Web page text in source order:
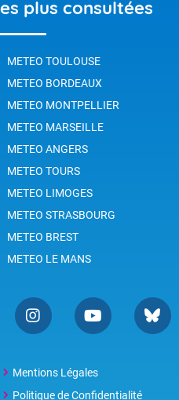
plus consultées
METEO TOULOUSE
METEO BORDEAUX
METEO MONTPELLIER
METEO MARSEILLE
METEO ANGERS
METEO TOURS
METEO LIMOGES
METEO STRASBOURG
METEO BREST
METEO LE MANS
Mentions Légales
Politique de Confidentialité